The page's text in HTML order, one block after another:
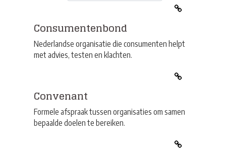
Consumentenbond
Nederlandse organisatie die consumenten helpt
met advies, testen en klachten.
Convenant
Formele afspraak tussen organisaties om samen
bepaalde doelen te bereiken.